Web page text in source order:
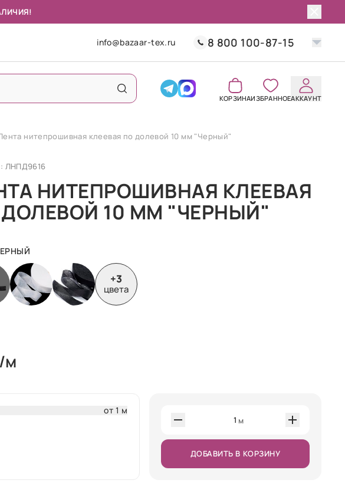
info@bazaar-tex.ru 8 800 100-87-15
КОРЗИНАИЗБРАННОЕАККАУНТ
нитепрошивная клеевая по долевой 10 мм "Черный"
ЛНПД9616
НИТЕПРОШИВНАЯ КЛЕЕВАЯ
10 ММ "ЧЕРНЫЙ"
+3
цвета
м
от 1 м
1 м
ДОБАВИТЬ В КОРЗИНУ